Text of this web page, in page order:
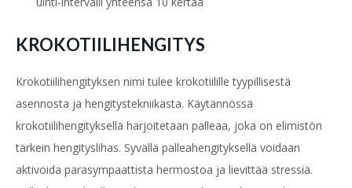
KROKOTIILIHENGITYS
Krokotiilihengityksen nimi tulee krokotiilille tyypillisestä
asennosta ja hengitystekniikasta. Käytännössä
krokotiilihengityksellä harjoitetaan palleaa, joka on elimistön
tärkein hengityslihas. Syvällä palleahengityksellä voidaan
aktivoida parasympaattista hermostoa ja lievittää stressiä.